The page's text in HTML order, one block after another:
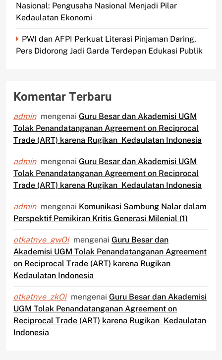
Nasional: Pengusaha Nasional Menjadi Pilar
Kedaulatan Ekonomi
PWI dan AFPI Perkuat Literasi Pinjaman Daring,
Pers Didorong Jadi Garda Terdepan Edukasi Publik
Komentar Terbaru
admin mengenai Guru Besar dan Akademisi UGM
Tolak Penandatanganan Agreement on Reciprocal
Trade (ART) karena Rugikan Kedaulatan Indonesia
admin mengenai Guru Besar dan Akademisi UGM
Tolak Penandatanganan Agreement on Reciprocal
Trade (ART) karena Rugikan Kedaulatan Indonesia
admin mengenai Komunikasi Sambung Nalar dalam
Perspektif Pemikiran Kritis Generasi Milenial (1)
otkatnye_gwOi mengenai Guru Besar dan
Akademisi UGM Tolak Penandatanganan Agreement
on Reciprocal Trade (ART) karena Rugikan
Kedaulatan Indonesia
otkatnye_zkOi mengenai Guru Besar dan Akademisi
UGM Tolak Penandatanganan Agreement on
Reciprocal Trade (ART) karena Rugikan Kedaulatan
Indonesia